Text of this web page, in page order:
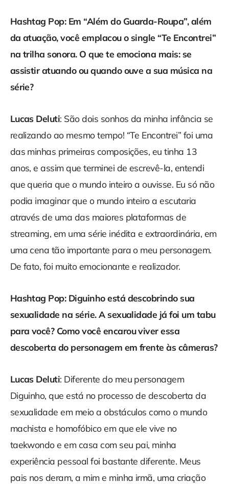
Hashtag Pop: Em “Além do Guarda-Roupa”, além
da atuação, você emplacou o single “Te Encontrei”
na trilha sonora. O que te emociona mais: se
assistir atuando ou quando ouve a sua música na
série?
Lucas Deluti: São dois sonhos da minha infância se
realizando ao mesmo tempo! “Te Encontrei” foi uma
das minhas primeiras composições, eu tinha 13
anos, e assim que terminei de escrevê-la, entendi
que queria que o mundo inteiro a ouvisse. Eu só não
podia imaginar que o mundo inteiro a escutaria
através de uma das maiores plataformas de
streaming, em uma série inédita e extraordinária, em
uma cena tão importante para o meu personagem.
De fato, foi muito emocionante e realizador.
Hashtag Pop: Diguinho está descobrindo sua
sexualidade na série. A sexualidade já foi um tabu
para você? Como você encarou viver essa
descoberta do personagem em frente às câmeras?
Lucas Deluti: Diferente do meu personagem
Diguinho, que está no processo de descoberta da
sexualidade em meio a obstáculos como o mundo
machista e homofóbico em que ele vive no
taekwondo e em casa com seu pai, minha
experiência pessoal foi bastante diferente. Meus
pais nos deram, a mim e minha irmã, uma criação